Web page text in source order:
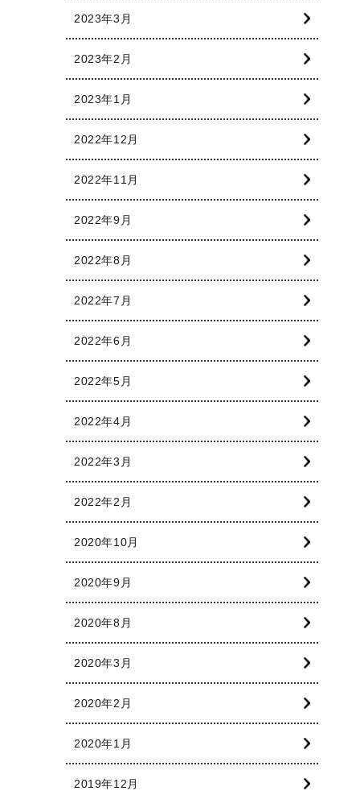
2023年3月
2023年2月
2023年1月
2022年12月
2022年11月
2022年9月
2022年8月
2022年7月
2022年6月
2022年5月
2022年4月
2022年3月
2022年2月
2020年10月
2020年9月
2020年8月
2020年3月
2020年2月
2020年1月
2019年12月